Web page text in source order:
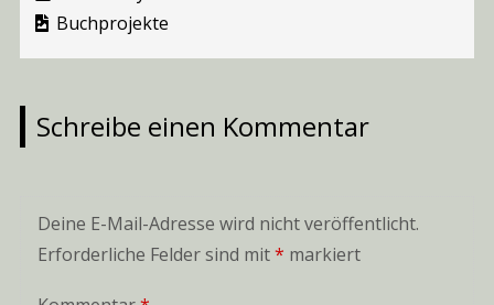
Buchprojekte
Schreibe einen Kommentar
Deine E-Mail-Adresse wird nicht veröffentlicht.
Erforderliche Felder sind mit* markiert